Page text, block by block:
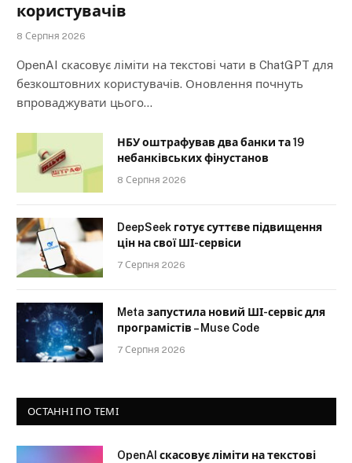
користувачів
8 Серпня 2026
OpenAI скасовує ліміти на текстові чати в ChatGPT для
безкоштовних користувачів. Оновлення почнуть
впроваджувати цього…
НБУ оштрафував два банки та 19
небанківських фінустанов
8 Серпня 2026
DeepSeek готує суттєве підвищення
цін на свої ШІ-сервіси
7 Серпня 2026
Meta запустила новий ШІ-сервіс для
програмістів – Muse Code
7 Серпня 2026
ОСТАННІ ПО ТЕМІ
OpenAI скасовує ліміти на текстові